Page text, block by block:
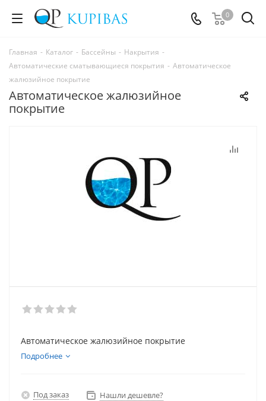
0
Главная - Каталог - Бассейны - Накрытия -
Автоматические сматывающиеся покрытия - Автоматическое
жалюзийное покрытие
Автоматическое жалюзийное
покрытие
Автоматическое жалюзийное покрытие
Подробнее
Под заказ Нашли дешевле?